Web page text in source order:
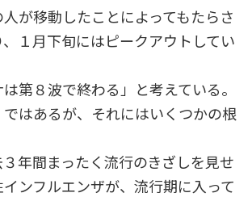
が移動したことによってもたらさ
１月下旬にはピークアウトしてい
第８波で終わる」と考えている。
ではあるが、それにはいくつかの根
年間まったく流行のきざしを見せ
ンフルエンザが、流行期に入って